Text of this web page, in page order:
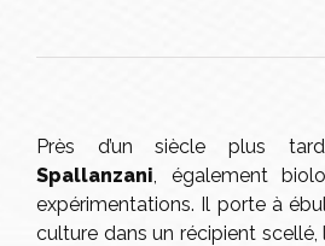
Près d’un siècle plus
Spallanzani, également
expérimentations. Il porte à
culture dans un récipient scellé,